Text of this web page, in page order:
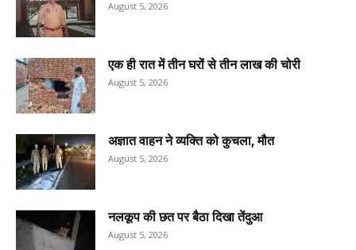
August 5, 2026
एक ही रात में तीन घरों से तीन लाख की चोरी
August 5, 2026
अज्ञात वाहन ने व्यक्ति को कुचला, मौत
August 5, 2026
नलकूप की छत पर बैठा दिखा तेंदुआ
August 5, 2026